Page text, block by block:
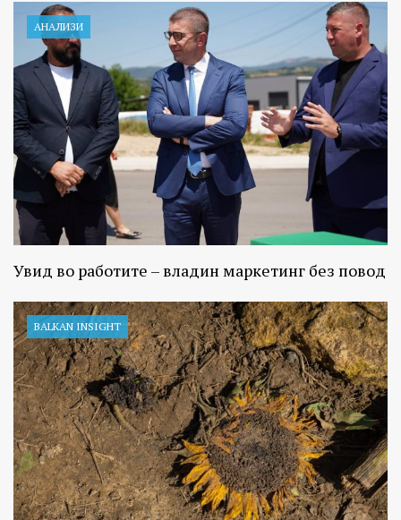
АНАЛИЗИ
Увид во работите – владин маркетинг без повод
BALKAN INSIGHT